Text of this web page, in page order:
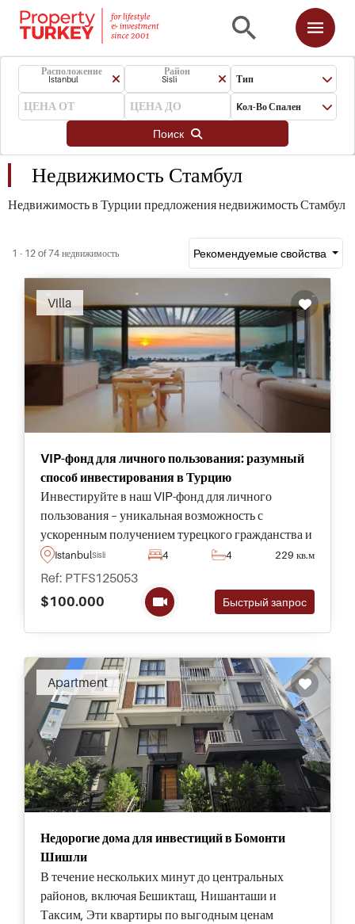
Расположение
Istanbul
Район
Sisli Тип
Kол-Во Спален
Поиск
Недвижимость Стамбул
Недвижимость в Турции предложения недвижимость Стамбул
1 - 12 of 74 недвижимость Рекомендуемые свойства
Villa
VIP-фонд для личного пользования: разумный
способ инвестирования в Турцию
Инвестируйте в наш VIP-фонд для личного
пользования – уникальная возможность с
ускоренным получением турецкого гражданства и
доступом к роскошной вилле в Бодруме. Для
получения дополнительной информации,
пожалуйста, свяжитесь с нами сегодня, чтобы
поговорить с нашими местными консультантами.
IstanbulSisli 4 4 229 кв.м
Ref: PTFS125053
$100.000
Быстрый запрос
Apartment
Недорогие дома для инвестиций в Бомонти
Шишли
В течение нескольких минут до центральных
районов, включая Бешикташ, Нишанташи и
Таксим, Эти квартиры по выгодным ценам